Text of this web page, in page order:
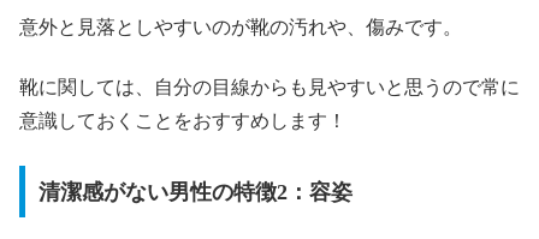
意外と見落としやすいのが靴の汚れや、傷みです。
靴に関しては、自分の目線からも見やすいと思うので常に
意識しておくことをおすすめします！
清潔感がない男性の特徴2：容姿